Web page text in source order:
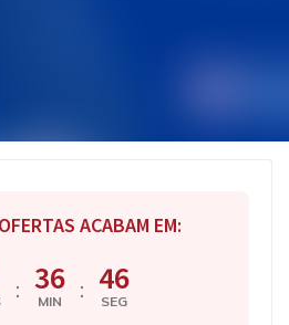
ACABAM EM:
: 36
MIN : 45
SEG